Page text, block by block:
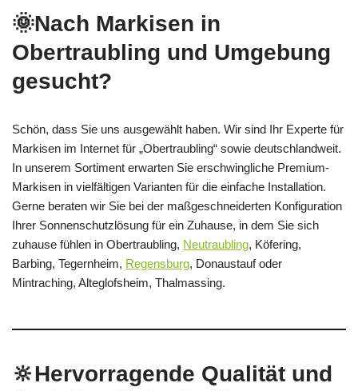
🌞Nach Markisen in
Obertraubling und Umgebung
gesucht?
Schön, dass Sie uns ausgewählt haben. Wir sind Ihr Experte für
Markisen im Internet für „Obertraubling“ sowie deutschlandweit.
In unserem Sortiment erwarten Sie erschwingliche Premium-
Markisen in vielfältigen Varianten für die einfache Installation.
Gerne beraten wir Sie bei der maßgeschneiderten Konfiguration
Ihrer Sonnenschutzlösung für ein Zuhause, in dem Sie sich
zuhause fühlen in Obertraubling, Neutraubling, Köfering,
Barbing, Tegernheim, Regensburg, Donaustauf oder
Mintraching, Alteglofsheim, Thalmassing.
🔆Hervorragende Qualität und